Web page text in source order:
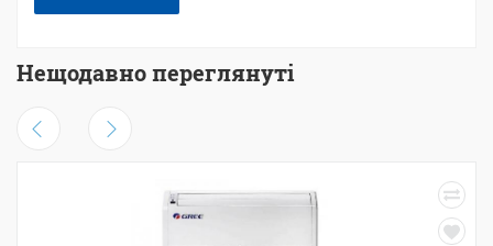
Нещодавно переглянуті